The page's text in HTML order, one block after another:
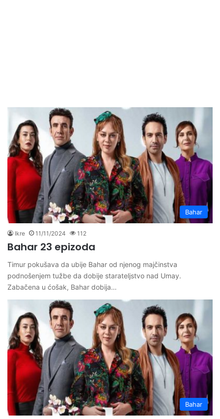
Bahar
Ikre 11/11/2024 112
Bahar 23 epizoda
Timur pokušava da ubije Bahar od njenog majčinstva
podnošenjem tužbe da dobije starateljstvo nad Umay.
Zabačena u ćošak, Bahar dobija…
Bahar